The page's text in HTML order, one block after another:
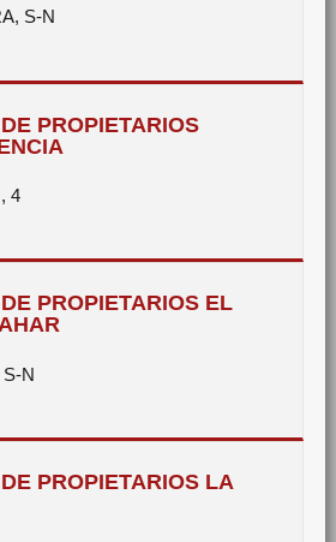
S-N
PROPIETARIOS
4
PROPIETARIOS EL
N
PROPIETARIOS LA